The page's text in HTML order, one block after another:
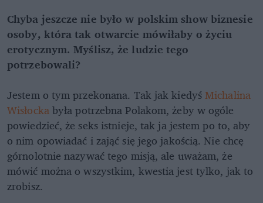
Chyba jeszcze nie było w polskim show biznesie
osoby, która tak otwarcie mówiłaby o życiu
erotycznym. Myślisz, że ludzie tego
potrzebowali?
Jestem o tym przekonana. Tak jak kiedyśMichalina
Wisłockabyła potrzebna Polakom, żeby w ogóle
powiedzieć, że seks istnieje, tak ja jestem po to, aby
o nim opowiadać i zająć się jego jakością. Nie chcę
górnolotnie nazywać tego misją, ale uważam, że
mówić można o wszystkim, kwestia jest tylko, jak to
zrobisz.